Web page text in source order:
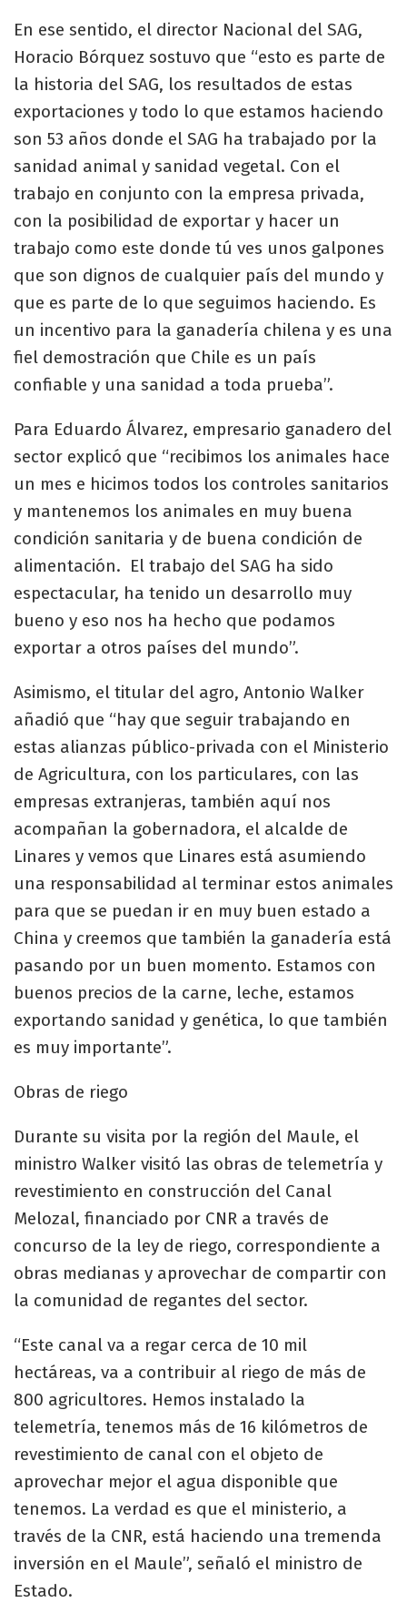
En ese sentido, el director Nacional del SAG,
Horacio Bórquez sostuvo que “esto es parte de
la historia del SAG, los resultados de estas
exportaciones y todo lo que estamos haciendo
son 53 años donde el SAG ha trabajado por la
sanidad animal y sanidad vegetal. Con el
trabajo en conjunto con la empresa privada,
con la posibilidad de exportar y hacer un
trabajo como este donde tú ves unos galpones
que son dignos de cualquier país del mundo y
que es parte de lo que seguimos haciendo. Es
un incentivo para la ganadería chilena y es una
fiel demostración que Chile es un país
confiable y una sanidad a toda prueba”.
Para Eduardo Álvarez, empresario ganadero del
sector explicó que “recibimos los animales hace
un mes e hicimos todos los controles sanitarios
y mantenemos los animales en muy buena
condición sanitaria y de buena condición de
alimentación. El trabajo del SAG ha sido
espectacular, ha tenido un desarrollo muy
bueno y eso nos ha hecho que podamos
exportar a otros países del mundo”.
Asimismo, el titular del agro, Antonio Walker
añadió que “hay que seguir trabajando en
estas alianzas público-privada con el Ministerio
de Agricultura, con los particulares, con las
empresas extranjeras, también aquí nos
acompañan la gobernadora, el alcalde de
Linares y vemos que Linares está asumiendo
una responsabilidad al terminar estos animales
para que se puedan ir en muy buen estado a
China y creemos que también la ganadería está
pasando por un buen momento. Estamos con
buenos precios de la carne, leche, estamos
exportando sanidad y genética, lo que también
es muy importante”.
Obras de riego
Durante su visita por la región del Maule, el
ministro Walker visitó las obras de telemetría y
revestimiento en construcción del Canal
Melozal, financiado por CNR a través de
concurso de la ley de riego, correspondiente a
obras medianas y aprovechar de compartir con
la comunidad de regantes del sector.
“Este canal va a regar cerca de 10 mil
hectáreas, va a contribuir al riego de más de
800 agricultores. Hemos instalado la
telemetría, tenemos más de 16 kilómetros de
revestimiento de canal con el objeto de
aprovechar mejor el agua disponible que
tenemos. La verdad es que el ministerio, a
través de la CNR, está haciendo una tremenda
inversión en el Maule”, señaló el ministro de
Estado.